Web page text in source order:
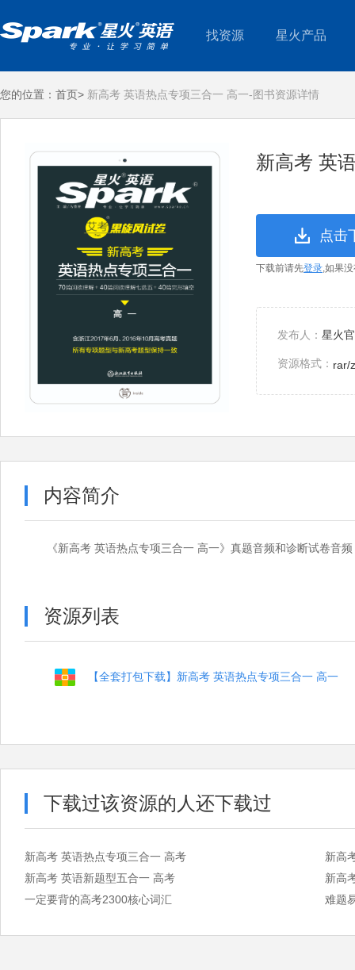
找资源 星火产品
您的位置： 首页> 新高考 英语热点专项三合一 高一-图书资源详情
新高考 英
点击
下载前请先登录,如果
发布人： 星火
资源格式： rar/
内容简介
《新高考 英语热点专项三合一 高一》真题音频和诊断试卷音频
资源列表
【全套打包下载】新高考 英语热点专项三合一 高一
下载过该资源的人还下载过
新高考 英语热点专项三合一 高考
新高
新高考 英语新题型五合一 高考
新高
一定要背的高考2300核心词汇
难题